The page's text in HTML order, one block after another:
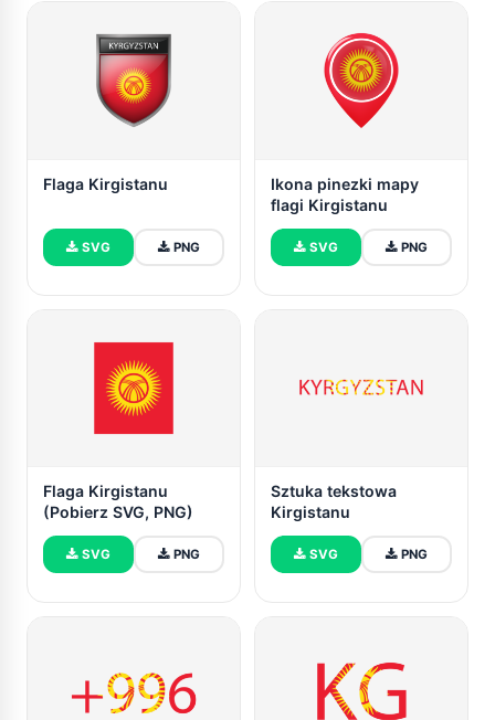
Flaga Kirgistanu
SVG PNG
Ikona pinezki mapy
flagi Kirgistanu
SVG PNG
Flaga Kirgistanu
(Pobierz SVG, PNG)
SVG PNG
Sztuka tekstowa
Kirgistanu
SVG PNG